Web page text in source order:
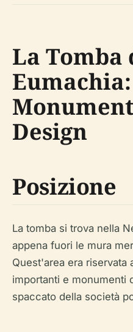
La Tomba
Eumachia:
Design
Posizione
La tomba si trova nella
appena fuori le mura
Quest'area era riservata
importanti e monumenti
spaccato della società